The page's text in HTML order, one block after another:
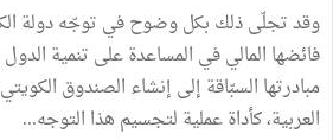
وقد تجلّى ذلك بكل وضوح في توجّه دولة
فائضها المالي في المساعدة على تنمية الدول
مبادرتها السبّاقة إلى إنشاء الصندوق
العربية، كأداة عملية لتجسيم هذا التوجه...